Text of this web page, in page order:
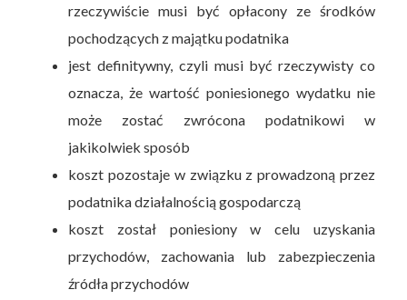
rzeczywiście musi być opłacony ze środków
pochodzących z majątku podatnika
jest definitywny, czyli musi być rzeczywisty co
oznacza, że wartość poniesionego wydatku nie
może zostać zwrócona podatnikowi w
jakikolwiek sposób
koszt pozostaje w związku z prowadzoną przez
podatnika działalnością gospodarczą
koszt został poniesiony w celu uzyskania
przychodów, zachowania lub zabezpieczenia
źródła przychodów